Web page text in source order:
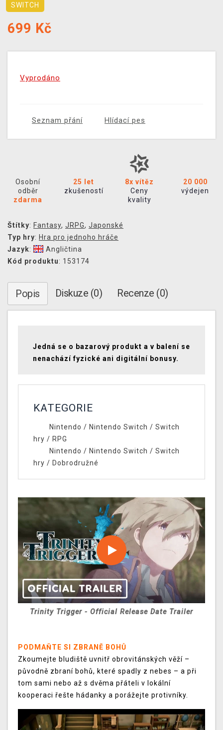
SWITCH
699 Kč
Vyprodáno
Seznam přání Hlídací pes
Osobní
odběr
zdarma
25 let
zkušeností
8x vítěz
Ceny
kvality
20 000
výdejen
Štítky: Fantasy, JRPG, Japonské
Typ hry: Hra pro jednoho hráče
Jazyk:
Angličtina
Kód produktu: 153174
Popis Diskuze (0) Recenze (0)
Jedná se o bazarový produkt a v balení se
nenachází fyzické ani digitální bonusy.
KATEGORIE
Nintendo / Nintendo Switch / Switch
hry / RPG
Nintendo / Nintendo Switch / Switch
hry / Dobrodružné
Trinity Trigger - Official Release Date Trailer
PODMAŇTE SI ZBRANĚ BOHŮ
Zkoumejte bludiště uvnitř obrovitánských věží –
původně zbraní bohů, které spadly z nebes – a při
tom sami nebo až s dvěma přáteli v lokální
kooperaci řešte hádanky a porážejte protivníky.